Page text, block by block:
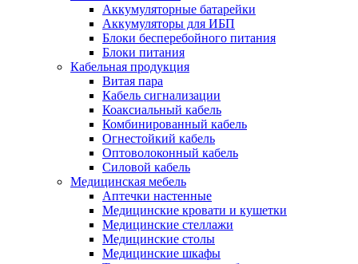
Аккумуляторные батарейки
Аккумуляторы для ИБП
Блоки бесперебойного питания
Блоки питания
Кабельная продукция
Витая пара
Кабель сигнализации
Коаксиальный кабель
Комбинированный кабель
Огнестойкий кабель
Оптоволоконный кабель
Силовой кабель
Медицинская мебель
Аптечки настенные
Медицинские кровати и кушетки
Медицинские стеллажи
Медицинские столы
Медицинские шкафы